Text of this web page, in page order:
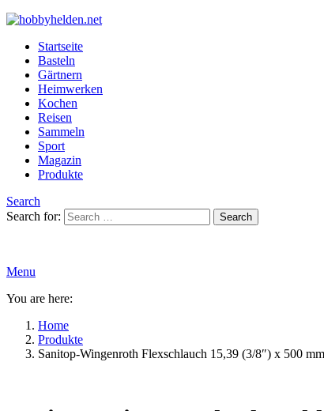
Startseite
Basteln
Gärtnern
Heimwerken
Kochen
Reisen
Sammeln
Sport
Magazin
Produkte
Search
Search for:
Search
Menu
You are here:
Home
Produkte
Sanitop-Wingenroth Flexschlauch 15,39 (3/8″) x 500 mm